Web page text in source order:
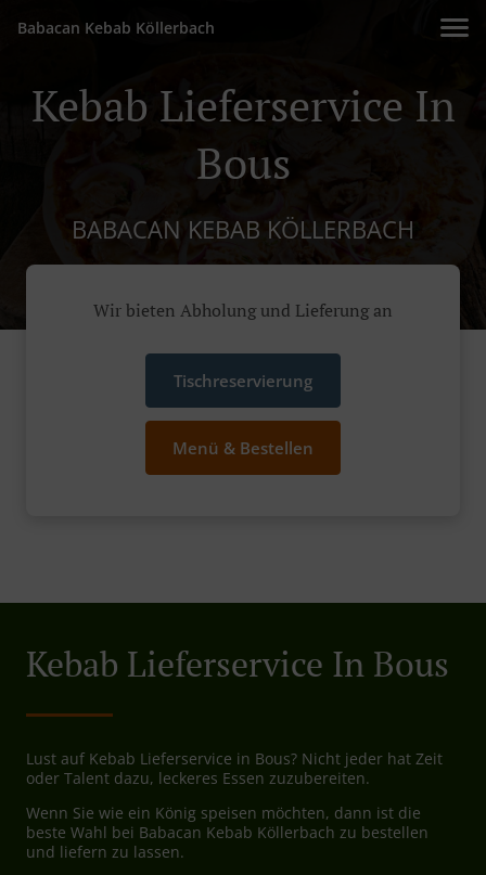
Babacan Kebab Köllerbach
Kebab Lieferservice In
Bous
BABACAN KEBAB KÖLLERBACH
Wir bieten Abholung und Lieferung an
Tischreservierung
Menü & Bestellen
Kebab Lieferservice In Bous
Lust auf Kebab Lieferservice in Bous? Nicht jeder hat Zeit
oder Talent dazu, leckeres Essen zuzubereiten.
Wenn Sie wie ein König speisen möchten, dann ist die
beste Wahl bei Babacan Kebab Köllerbach zu bestellen
und liefern zu lassen.